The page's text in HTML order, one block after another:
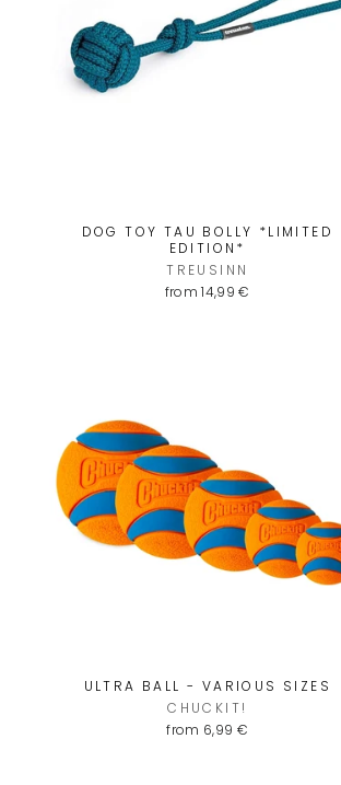
DOG TOY TAU BOLLY *LIMITED
EDITION*
TREUSINN
from 14,99 €
ULTRA BALL - VARIOUS SIZES
CHUCKIT!
from 6,99 €